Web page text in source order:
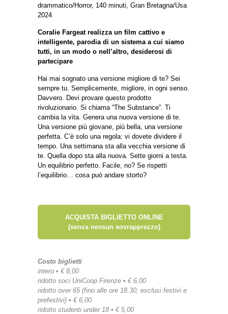
drammatico/Horror, 140 minuti, Gran Bretagna/Usa
2024
Coralie Fargeat realizza un film cattivo e
intelligente, parodia di un sistema a cui siamo
tutti, in un modo o nell’altro, desiderosi di
partecipare
Hai mai sognato una versione migliore di te? Sei
sempre tu. Semplicemente, migliore, in ogni senso.
Davvero. Devi provare questo prodotto
rivoluzionario. Si chiama “The Substance”. Ti
cambia la vita. Genera una nuova versione di te.
Una versione più giovane, più bella, una versione
perfetta. C’è solo una regola: vi dovete dividere il
tempo. Una settimana sta alla vecchia versione di
te. Quella dopo sta alla nuova. Sette giorni a testa.
Un equilibrio perfetto. Facile, no? Se rispetti
l’equilibrio… cosa può andare storto?
ACQUISTA BIGLIETTO ONLINE
(senza nessun sovrapprezzo)
Costo biglietti
intero • € 8,00
ridotto soci UniCoop Firenze • € 6,00
ridotto over 65 (fino alle ore 18.30, esclusi festivi e
prefestivi) • € 6,00
ridotto studenti under 18 • € 5,00